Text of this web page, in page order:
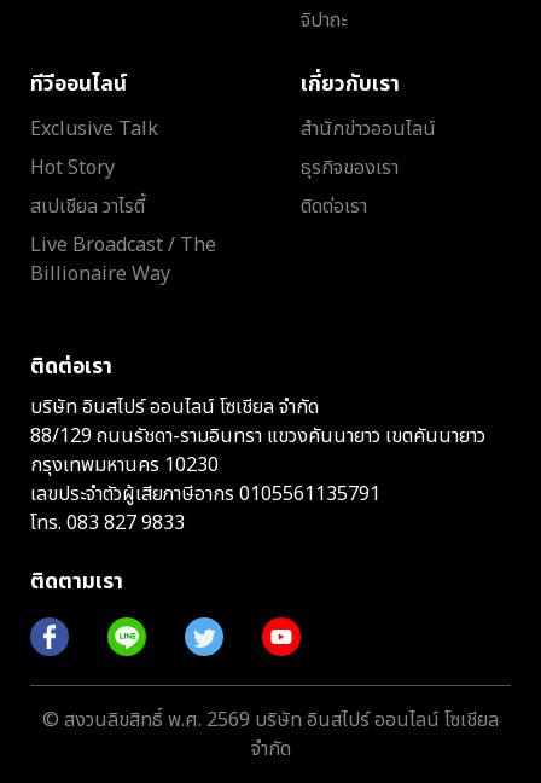
จิปาถะ
ทีวีออนไลน์
Exclusive Talk
Hot Story
สเปเชียล วาไรตี้
Live Broadcast / The
Billionaire Way
เกี่ยวกับเรา
สำนักข่าวออนไลน์
ธุรกิจของเรา
ติดต่อเรา
ติดต่อเรา
บริษัท อินสไปร์ ออนไลน์ โซเชียล จำกัด
88/129 ถนนรัชดา-รามอินทรา แขวงคันนายาว เขตคันนายาว
กรุงเทพมหานคร 10230
เลขประจำตัวผู้เสียภาษีอากร 0105561135791
โทร. 083 827 9833
ติดตามเรา
© สงวนลิขสิทธิ์ พ.ศ. 2569 บริษัท อินสไปร์ ออนไลน์ โซเชียล
จำกัด